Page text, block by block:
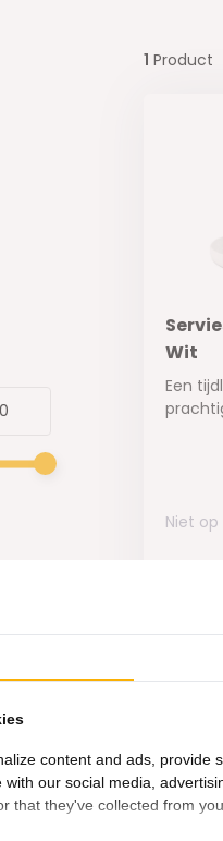
1 Product
Wit
Een
Niet
content and ads, provide
our social media,
that they've collected from